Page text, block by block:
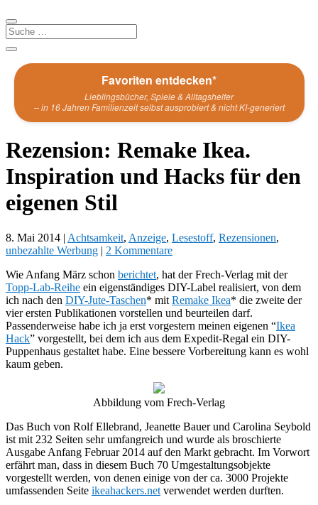
Favoriten entdecken*
Lieblingsbücher, Spiele & Alltagshelfer
– in 16 Jahren Familienzeit selbst ausprobiert & nicht KI-generiert
Rezension: Remake Ikea.
Inspiration und Hacks für den
eigenen Stil
8. Mai 2014 | Achtsamkeit, Anzeige, Lesestoff, Rezensionen,
unbezahlte Werbung | 2 Kommentare
Wie Anfang März schon berichtet, hat der Frech-Verlag mit der
Topp-Lab-Reihe ein eigenständiges DIY-Label realisiert, von dem
ich nach den DIY-Jute-Taschen* mit Remake Ikea* die zweite der
vier ersten Publikationen vorstellen und beurteilen darf.
Passenderweise habe ich ja erst vorgestern meinen eigenen “Ikea
Hack” vorgestellt, bei dem ich aus dem Expedit-Regal ein DIY-
Puppenhaus gestaltet habe. Eine bessere Vorbereitung kann es wohl
kaum geben.
Abbildung vom Frech-Verlag
Das Buch von Rolf Ellebrand, Jeanette Bauer und Carolina Seybold
ist mit 232 Seiten sehr umfangreich und wurde als broschierte
Ausgabe Anfang Februar 2014 auf den Markt gebracht. Im Vorwort
erfährt man, dass in diesem Buch 70 Umgestaltungsobjekte
vorgestellt werden, von denen einige von der ca. 3000 Projekte
umfassenden Seite ikeahackers.net verwendet werden durften.